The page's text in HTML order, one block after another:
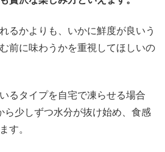
るかよりも、いかに鮮度が良いう
前に味わうかを重視してほしいの
るタイプを自宅で凍らせる場合
ら少しずつ水分が抜け始め、食感
す。